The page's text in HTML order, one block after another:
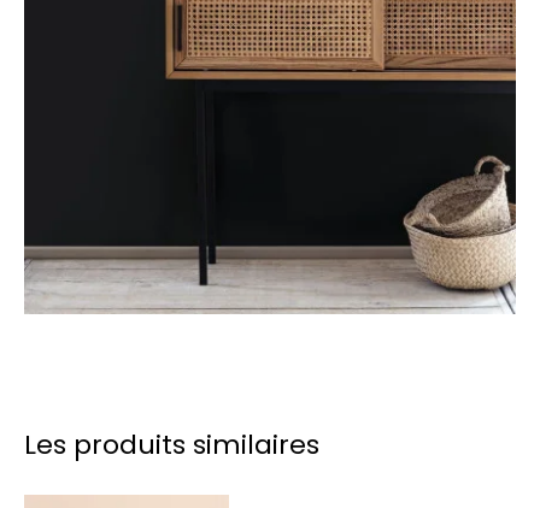
Les produits similaires